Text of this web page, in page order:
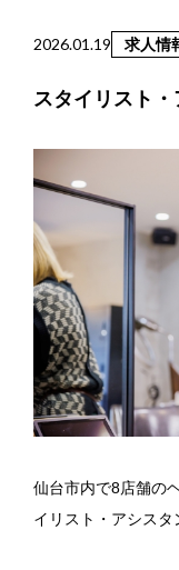
スタッフの声
福利厚生
求人募集
個人情報保護方針
採用エントリー
お問い合わせ
Instagram
2026.01.19 求人情
スタイリスト・
仙台市内で8店舗の
イリスト・アシスタ